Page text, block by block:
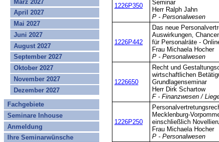
März 2027
April 2027
Mai 2027
Juni 2027
August 2027
September 2027
Oktober 2027
November 2027
Dezember 2027
Fachgebiete
Seminare Inhouse
Anmeldung
Ihre Seminarwünsche
1226P350
Seminar
Herr Ralph Jahn
P - Personalwesen
1226P442
Das neue
Auswirkungen,
für Personalräte -
Frau Michaela Hocher
P - Personalwesen
1226650
Recht und
wirtschaftlichen
Grundlagenseminar
Herr Dirk Schartow
F - Finanzwesen /
1226P250
Mecklenburg-
einschließlich
Frau Michaela Hocher
P - Personalwesen